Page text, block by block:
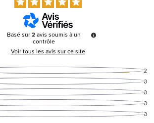
Basé sur2 avis soumis à un
contrôle
Voir tous les avis sur ce site
2
0
0
0
0